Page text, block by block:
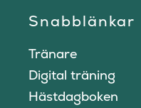
Snabblänkar
Tränare
Digital träning
Hästdagboken